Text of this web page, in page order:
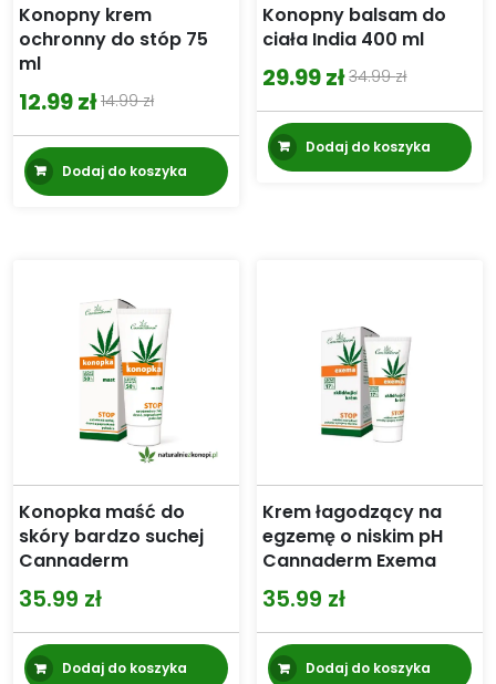
Konopny krem
ochronny do stóp 75
ml
14.99zł
Pierwotna
cena
wynosiła:
12.99zł
Aktualna
cena
wynosi:Dodaj do koszyka
Konopny balsam do
ciała India 400 ml
34.99zł
Pierwotna
cena
wynosiła:
29.99zł
Aktualna
cena
wynosi:Dodaj do koszyka
Konopka maść do
skóry bardzo suchej
Cannaderm
35.99 zł
Dodaj do koszyka
Krem łagodzący na
egzemę o niskim pH
Cannaderm Exema
35.99 zł
Dodaj do koszyka